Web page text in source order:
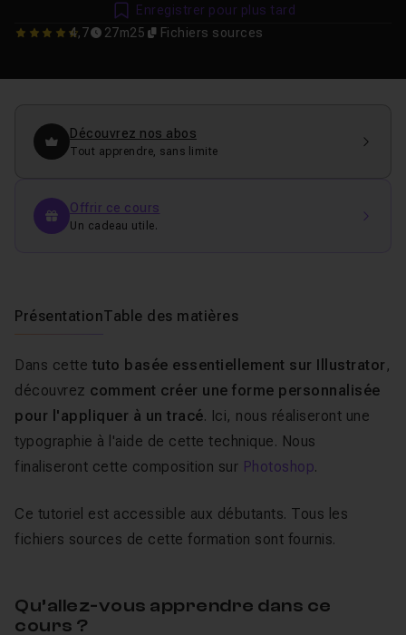
4.6666666666667
4,7 27m25 Fichiers sources
Enregistrer pour plus tard
Découvrez nos abos
Tout apprendre, sans limite
Offrir ce cours
Un cadeau utile.
PrésentationTable des matières
Dans cette tuto basée essentiellement sur Illustrator ,
découvrez comment créer une forme personnalisée
pour l'appliquer à un tracé. Ici, nous réaliseront une
typographie à l'aide de cette technique. Nous
finaliseront cette composition sur Photoshop.
Ce tutoriel est accessible aux débutants. Tous les
fichiers sources de cette formation sont fournis.
Qu’allez-vous apprendre dans ce
cours ?